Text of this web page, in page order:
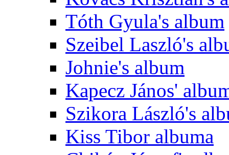
Tóth Gyula's album
Szeibel Laszló's
Johnie's album
Kapecz János'
Szikora László's
Kiss Tibor albuma